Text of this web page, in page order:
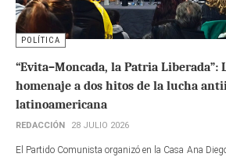
POLÍTICA
“Evita–Moncada, la Patria Liberada”:
homenaje a dos hitos de la lucha
latinoamericana
REDACCIÓN 28 JULIO 2026
El Partido Comunista organizó en la Casa Ana